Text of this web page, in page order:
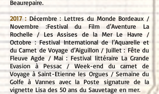
Beaurepaire.
2017 : Décembre : Lettres du Monde Bordeaux /
Novembre :Festival du Film d’Aventure La
Rochelle / Les Assises de la Mer Le Havre /
Octobre : Festival International de l’Aquarelle et
du Carnet de Voyage d’Aiguillon / Juillet : Fête du
Fleuve Agde / Mai : Festival littéraire La Grande
Evasion à Pessac / Week-end du carnet de
Voyage à Saint-Etienne les Orgues / Semaine du
Golfe à Vannes avec la Poste signature de la
vignette Lisa des 50 ans du Sauvetage en mer.